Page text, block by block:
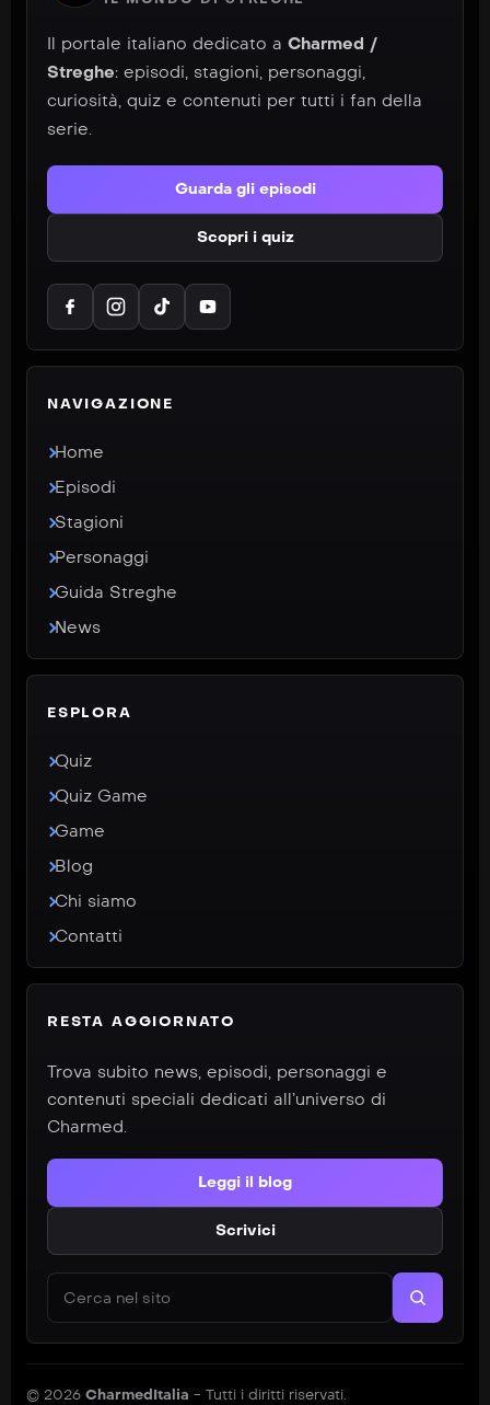
Il portale italiano dedicato a Charmed /
Streghe: episodi, stagioni, personaggi,
curiosità, quiz e contenuti per tutti i fan della
serie.
Guarda gli episodi
Scopri i quiz
NAVIGAZIONE
Home
Episodi
Stagioni
Personaggi
Guida Streghe
News
ESPLORA
Quiz
Quiz Game
Game
Blog
Chi siamo
Contatti
RESTA AGGIORNATO
Trova subito news, episodi, personaggi e
contenuti speciali dedicati all’universo di
Charmed.
Leggi il blog
Scrivici
Cerca nel sito
© 2026 CharmedItalia - Tutti i diritti riservati.